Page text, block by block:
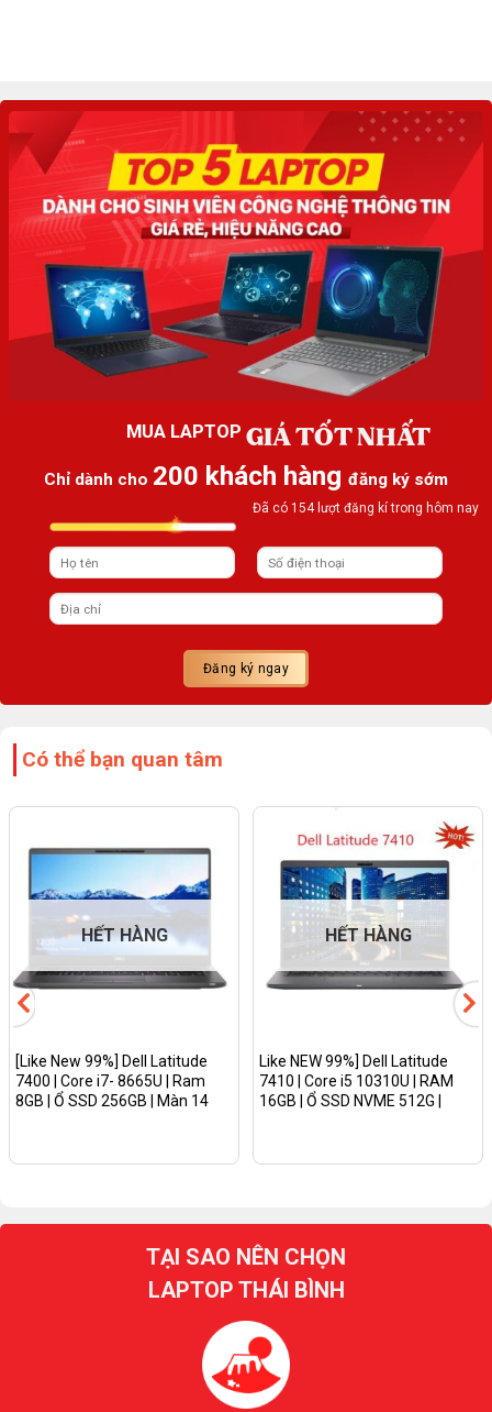
MUA LAPTOP GIÁ TỐT NHẤT
Chỉ dành cho 200 khách hàng đăng ký sớm
Đã có 154 lượt đăng kí trong hôm nay
Có thể bạn quan tâm
HẾT HÀNG
[Like New 99%] Dell Latitude
7400 | Core i7- 8665U | Ram
8GB | Ổ SSD 256GB | Màn 14
HẾT HÀNG
Like NEW 99%] Dell Latitude
7410 | Core i5 10310U | RAM
16GB | Ổ SSD NVME 512G |
TẠI SAO NÊN CHỌN
LAPTOP THÁI BÌNH